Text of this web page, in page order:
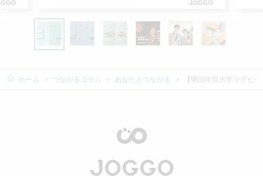
ホーム つながるコラム あなたとつながる 【明治学院大学ラグビ